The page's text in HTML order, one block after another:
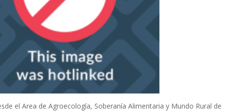
el Area de Agroecología, Soberanía Alimentaria y Mundo Rural de